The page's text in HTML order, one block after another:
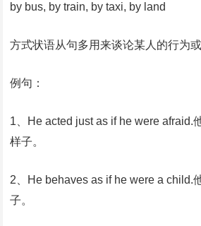
by bus, by train, by taxi, by land
方式状语从句多用来谈论某人的行为
例句：
1、He acted just as if he were afraid.
样子。
2、He behaves as if he were a child.
子。